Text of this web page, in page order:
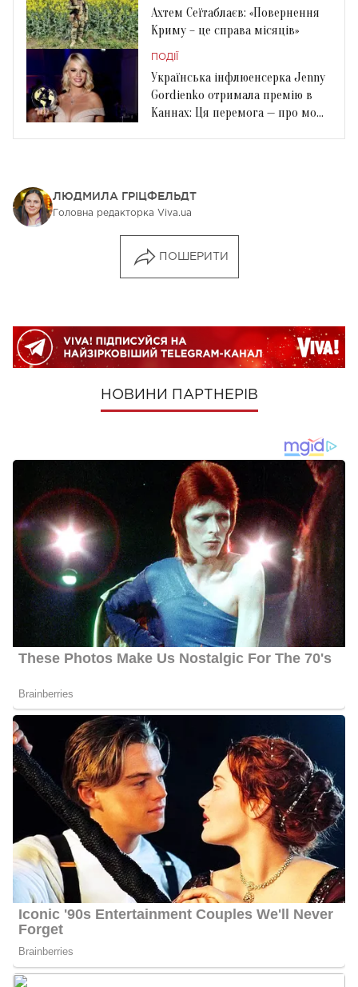
Ахтем Сеїтаблаєв: «Повернення
Криму – це справа місяців»
ПОДІЇ
Українська інфлюенсерка Jenny
Gordienko отримала премію в
Каннах: Ця перемога — про мою
ЛЮДМИЛА ГРІЦФЕЛЬДТ
Головна редакторка Viva.ua
ПОШЕРИТИ
НОВИНИ ПАРТНЕРІВ